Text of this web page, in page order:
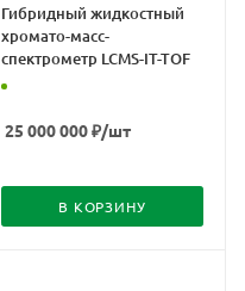
Гибридный жидкостный
хромато-масс-
спектрометр LCMS-IT-TOF
25 000 000₽/шт
В КОРЗИНУ